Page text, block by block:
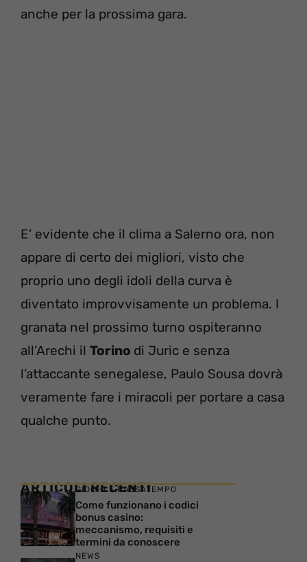
anche per la prossima gara.
E’ evidente che il clima a Salerno ora, non
appare di certo dei migliori, visto che
proprio uno degli idoli della curva è
diventato improvvisamente un problema. I
granata nel prossimo turno ospiteranno
all’Arechi il Torino di Juric e senza
l’attaccante senegalese, Paulo Sousa dovrà
veramente fare i miracoli per portare a casa
qualche punto.
ARTICOLI RECENTI
GIOCHI E PASSATEMPO
Come funzionano i codici
bonus casino:
meccanismo, requisiti e
termini da conoscere
NEWS